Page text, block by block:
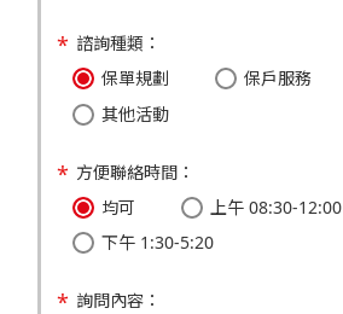
諮詢種類：
保單規劃
保戶服務
其他活動
方便聯絡時間：
均可
上午 08:30-12:00
下午 1:30-5:20
詢問內容：